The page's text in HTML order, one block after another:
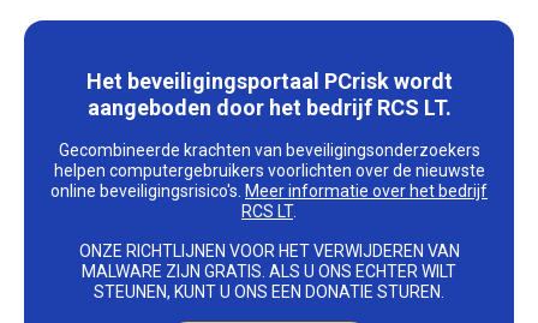
Het beveiligingsportaal PCrisk wordt
aangeboden door het bedrijf RCS LT.
Gecombineerde krachten van beveiligingsonderzoekers
helpen computergebruikers voorlichten over de nieuwste
online beveiligingsrisico's. Meer informatie over het bedrijf
RCS LT.
ONZE RICHTLIJNEN VOOR HET VERWIJDEREN VAN
MALWARE ZIJN GRATIS. ALS U ONS ECHTER WILT
STEUNEN, KUNT U ONS EEN DONATIE STUREN.